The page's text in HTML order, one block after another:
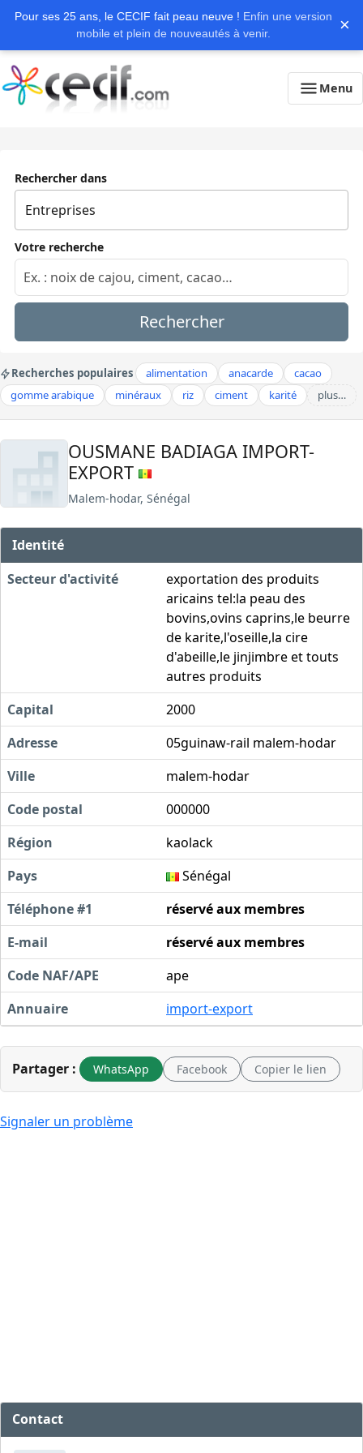
Pour ses 25 ans, le CECIF fait peau neuve ! Enfin une version
mobile et plein de nouveautés à venir.
×
Menu
Rechercher dans
Votre recherche
Rechercher
Recherches populaires alimentation anacarde
cacao
gomme arabique
minéraux riz ciment karité plus…
OUSMANE BADIAGA IMPORT-
EXPORT
Malem-hodar, Sénégal
Identité
Secteur d'activité
exportation des produits
aricains tel:la peau des
bovins,ovins caprins,le beurre
de karite,l'oseille,la cire
d'abeille,le jinjimbre et touts
autres produits
Capital
2000
Adresse
05guinaw-rail malem-hodar
Ville
malem-hodar
Code postal
000000
Région
kaolack
Pays
Sénégal
Téléphone #1
réservé aux membres
E-mail
réservé aux membres
Code NAF/APE
ape
Annuaire
import-export
Partager : WhatsApp Facebook Copier le lien
Signaler un problème
Contact